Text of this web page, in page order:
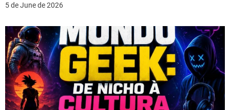
5 de June de 2026